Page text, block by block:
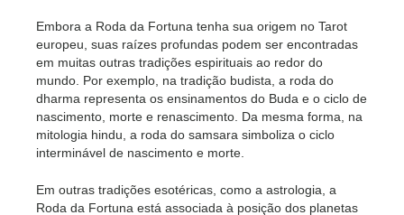
Embora a Roda da Fortuna tenha sua origem no Tarot
europeu, suas raízes profundas podem ser encontradas
em muitas outras tradições espirituais ao redor do
mundo. Por exemplo, na tradição budista, a roda do
dharma representa os ensinamentos do Buda e o ciclo de
nascimento, morte e renascimento. Da mesma forma, na
mitologia hindu, a roda do samsara simboliza o ciclo
interminável de nascimento e morte.
Em outras tradições esotéricas, como a astrologia, a
Roda da Fortuna está associada à posição dos planetas